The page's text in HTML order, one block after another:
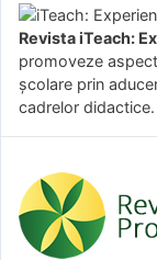
Revista iTeach:
promoveze
şcolare prin
cadrelor didactice.